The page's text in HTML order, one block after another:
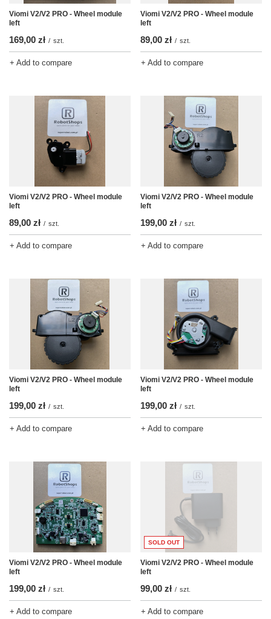
Viomi V2/V2 PRO - Wheel module
left
169,00 zł / szt.
+ Add to compare
Viomi V2/V2 PRO - Wheel module
left
89,00 zł / szt.
+ Add to compare
Viomi V2/V2 PRO - Wheel module
left
89,00 zł / szt.
+ Add to compare
Viomi V2/V2 PRO - Wheel module
left
199,00 zł / szt.
+ Add to compare
Viomi V2/V2 PRO - Wheel module
left
199,00 zł / szt.
+ Add to compare
Viomi V2/V2 PRO - Wheel module
left
199,00 zł / szt.
+ Add to compare
Viomi V2/V2 PRO - Wheel module
left
199,00 zł / szt.
+ Add to compare
SOLD OUT
Viomi V2/V2 PRO - Wheel module
left
99,00 zł / szt.
+ Add to compare